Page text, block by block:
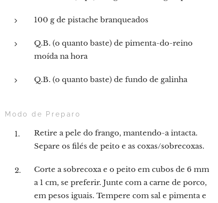
100 g de pistache branqueados
Q.B. (o quanto baste) de pimenta-do-reino
moída na hora
Q.B. (o quanto baste) de fundo de galinha
Modo de Preparo
Retire a pele do frango, mantendo-a intacta.
Separe os filés de peito e as coxas/sobrecoxas.
Corte a sobrecoxa e o peito em cubos de 6 mm
a 1 cm, se preferir. Junte com a carne de porco,
em pesos iguais. Tempere com sal e pimenta e